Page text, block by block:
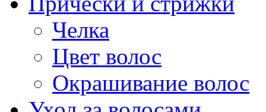
Челка
Цвет волос
Окрашивание волос